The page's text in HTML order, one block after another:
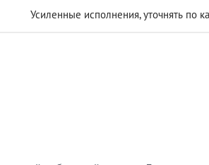
Усиленные исполнения, уточнять по